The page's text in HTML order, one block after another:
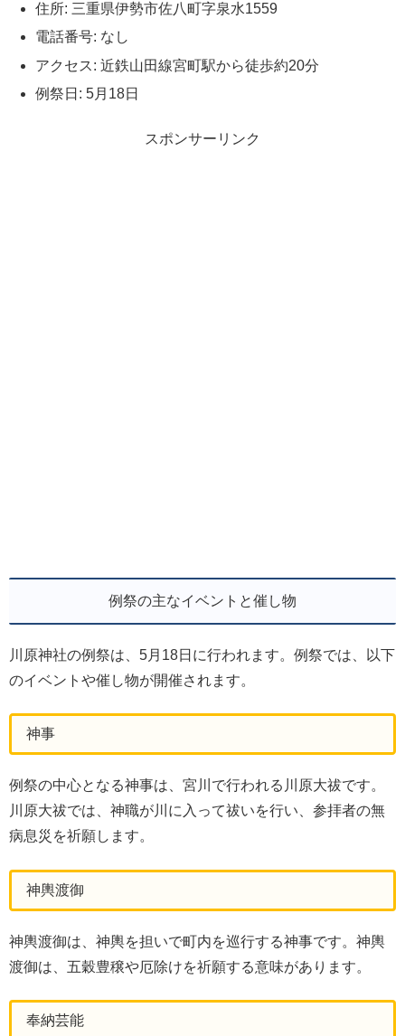
住所: 三重県伊勢市佐八町字泉水1559
電話番号: なし
アクセス: 近鉄山田線宮町駅から徒歩約20分
例祭日: 5月18日
スポンサーリンク
例祭の主なイベントと催し物
川原神社の例祭は、5月18日に行われます。例祭では、以下
のイベントや催し物が開催されます。
神事
例祭の中心となる神事は、宮川で行われる川原大祓です。
川原大祓では、神職が川に入って祓いを行い、参拝者の無
病息災を祈願します。
神輿渡御
神輿渡御は、神輿を担いで町内を巡行する神事です。神輿
渡御は、五穀豊穣や厄除けを祈願する意味があります。
奉納芸能